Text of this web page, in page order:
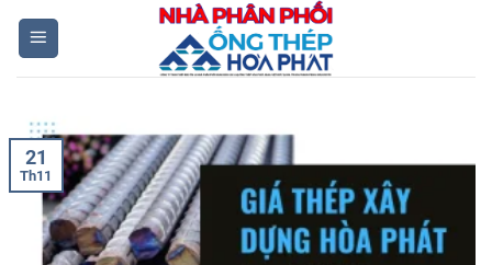
Skip
content
21
Th11